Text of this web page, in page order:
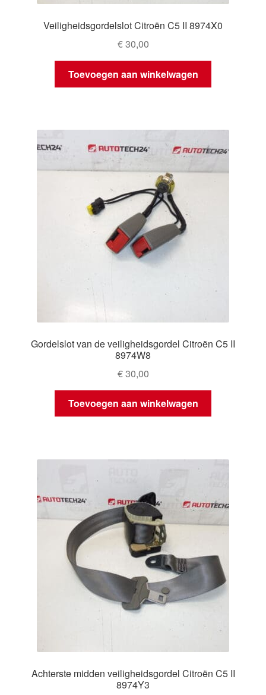
Veiligheidsgordelslot Citroën C5 II 8974X0
€30,00
Toevoegen aan winkelwagen
Gordelslot van de veiligheidsgordel Citroën C5 II
8974W8
€30,00
Toevoegen aan winkelwagen
Achterste midden veiligheidsgordel Citroën C5 II
8974Y3